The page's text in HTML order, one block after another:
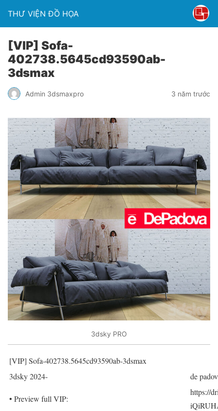
THƯ VIỆN ĐỒ HỌA
[VIP] Sofa-
402738.5645cd93590ab-
3dsmax
Admin 3dsmaxpro 3 năm trước
3dsky PRO
[VIP] Sofa-402738.5645cd93590ab-3dsmax
3dsky 2024-
de
• Preview full VIP:
https://